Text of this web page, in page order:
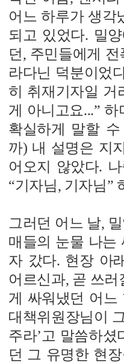
어느 하루가 생각
되고 있었다. 밀
던, 주민들에게
라다닌 덕분이었
히 취재기자일 거
게 아니고요...”
확실하게 말할
까) 내 설명은 지
어오지 않았다.
“기자님, 기자님”
그러던 어느 날,
매들의 눈물 나는
자 갔다. 현장 아
어르신과, 곧 쓰
게 싸워냈던 어느
대책위원장님이
주라’고 말씀하
던 그 유명한 현